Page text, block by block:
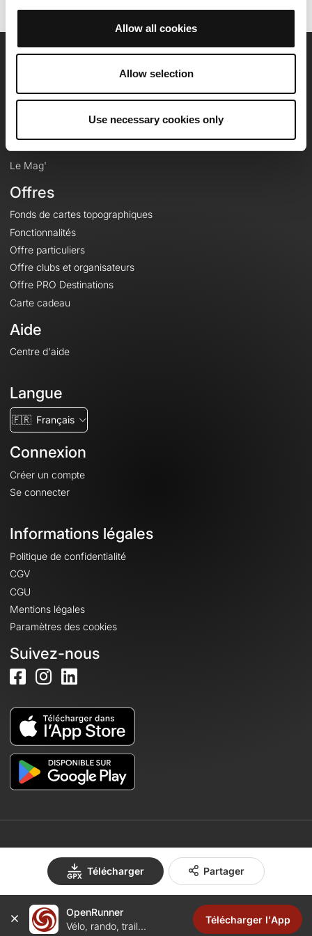
Allow all cookies
Allow selection
Use necessary cookies only
Télécharger Partager
Equipe
Le Mag'
Offres
Fonds de cartes topographiques
Fonctionnalités
Offre particuliers
Offre clubs et organisateurs
Offre PRO Destinations
Carte cadeau
Aide
Centre d'aide
Langue
🇫🇷 Français
Connexion
Créer un compte
Se connecter
Informations légales
Politique de confidentialité
CGV
CGU
Mentions légales
Paramètres des cookies
Suivez-nous
© 2026 OpenRunner - Version 7.31.3
Créez un compte
OpenRunner
Vélo, rando, trail...
Télécharger l'App